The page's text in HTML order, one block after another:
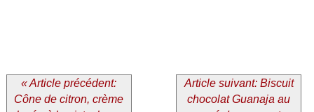
« Article précédent:
Cône de citron, crème
Article suivant: Biscuit
chocolat Guanaja au